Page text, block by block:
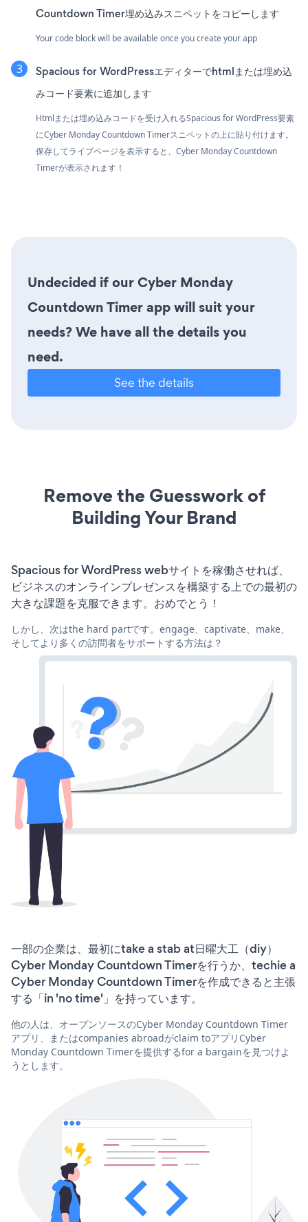
Countdown Timer埋め込みスニペットをコピーします
Your code block will be available once you create your app
Spacious for WordPressエディターでhtmlまたは埋め込
みコード要素に追加します
Htmlまたは埋め込みコードを受け入れるSpacious for WordPress要素
にCyber Monday Countdown Timerスニペットの上に貼り付けます。
保存してライブページを表示すると、Cyber Monday Countdown
Timerが表示されます！
Undecided if our Cyber Monday
Countdown Timer app will suit your
needs? We have all the details you
need.
See the details
Remove the Guesswork of
Building Your Brand
Spacious for WordPress webサイトを稼働させれば、
ビジネスのオンラインプレゼンスを構築する上での最初の
大きな課題を克服できます。おめでとう！
しかし、次はthe hard partです。engage、captivate、make、
そしてより多くの訪問者をサポートする方法は？
一部の企業は、最初にtake a stab at日曜大工（diy）
Cyber Monday Countdown Timerを行うか、techie a
Cyber Monday Countdown Timerを作成できると主張
する「in 'no time'」を持っています。
他の人は、オープンソースのCyber Monday Countdown Timer
アプリ、またはcompanies abroadがclaim toアプリCyber
Monday Countdown Timerを提供するfor a bargainを見つけよ
うとします。